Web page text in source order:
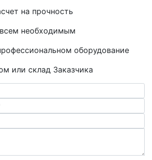
на прочность
необходимым
оборудование
или склад Заказчика